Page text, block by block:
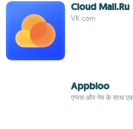
Cloud Mail.Ru
VK.com
Appbloo
एप्पस और गेम के साथ